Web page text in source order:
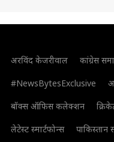
अरविंद केजरीवाल कांग्रेस
#NewsBytesExclusive
बॉक्स ऑफिस कलेक्शन
लेटेस्ट स्मार्टफोन्स
पाकिस्तान